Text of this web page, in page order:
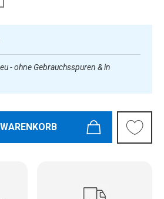
- ohne Gebrauchsspuren & in